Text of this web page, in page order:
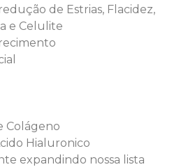
de Estrias, Flacidez,
e Celulite
Colágeno
Hialuronico
expandindo nossa lista